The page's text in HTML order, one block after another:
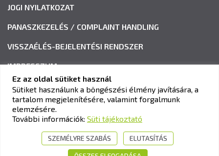
JOGI NYILATKOZAT
PANASZKEZELÉS / COMPLAINT HANDLING
VISSZAÉLÉS-BEJELENTÉSI RENDSZER
IMPRESSZUM
KAV KÖZLEKEDÉSI ALKALMASSÁGI ÉS VIZSGAKÖZPONT
Cím:1033 Budapest, Polgár utca 8-10.
+36-1-510-0101
info@kavk.hu
Ez az oldal sütiket használ
Sütiket használunk a böngészési élmény javítására, a
tartalom megjelenítésére, valamint forgalmunk
elemzésére.
További információk: Süti tájékoztató
SZEMÉLYRE SZABÁS ELUTASÍTÁS